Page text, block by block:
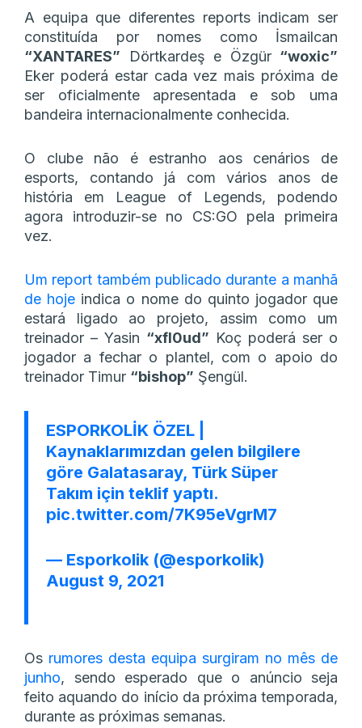
A equipa que diferentes reports indicam ser
constituída por nomes como İsmailсan
“XANTARES” Dörtkardeş e Özgür “woxic”
Eker poderá estar cada vez mais próxima de
ser oficialmente apresentada e sob uma
bandeira internacionalmente conhecida.
O clube não é estranho aos cenários de
esports, contando já com vários anos de
história em League of Legends, podendo
agora introduzir-se no CS:GO pela primeira
vez.
Um report também publicado durante a manhã
de hoje indica o nome do quinto jogador que
estará ligado ao projeto, assim como um
treinador – Yasin “xfl0ud” Koç poderá ser o
jogador a fechar o plantel, com o apoio do
treinador Timur “bishop” Şengül.
ESPORKOLİK ÖZEL |
Kaynaklarımızdan gelen bilgilere
göre Galatasaray, Türk Süper
Takım için teklif yaptı.
pic.twitter.com/7K95eVgrM7
— Esporkolik (@esporkolik)
August 9, 2021
Os rumores desta equipa surgiram no mês de
junho, sendo esperado que o anúncio seja
feito aquando do início da próxima temporada,
durante as próximas semanas.